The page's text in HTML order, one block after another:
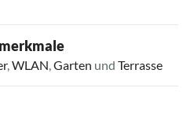
, WLAN Garten und Terrasse